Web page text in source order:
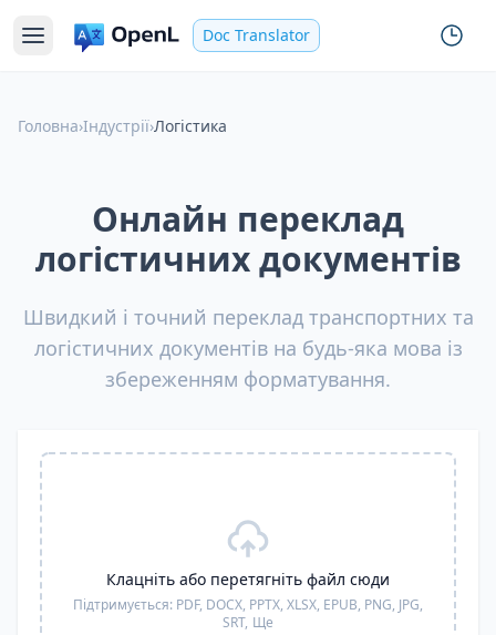
Doc Translator
Головна›Індустрії›Логістика
Онлайн переклад
логістичних документів
Швидкий і точний переклад транспортних та
логістичних документів на будь-яка мова із
збереженням форматування.
Клацніть або перетягніть файл сюди
Підтримується: PDF, DOCX, PPTX, XLSX, EPUB, PNG, JPG,
SRT, Ще